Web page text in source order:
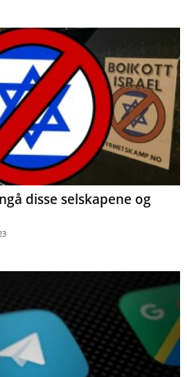
disse selskapene og